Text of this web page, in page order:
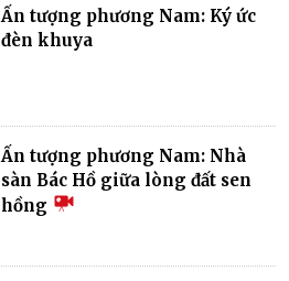
Ấn tượng phương Nam: Ký ức
đèn khuya
Ấn tượng phương Nam: Nhà
sàn Bác Hồ giữa lòng đất sen
hồng